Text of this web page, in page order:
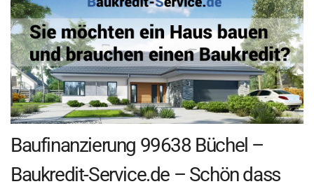
Baufinanzierung 99638 Büchel –
Baukredit-Service.de – Schön dass